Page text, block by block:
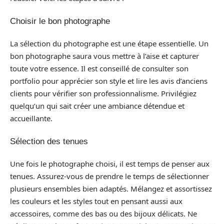
Choisir le bon photographe
La sélection du photographe est une étape essentielle. Un
bon photographe saura vous mettre à l’aise et capturer
toute votre essence. Il est conseillé de consulter son
portfolio pour apprécier son style et lire les avis d’anciens
clients pour vérifier son professionnalisme. Privilégiez
quelqu’un qui sait créer une ambiance détendue et
accueillante.
Sélection des tenues
Une fois le photographe choisi, il est temps de penser aux
tenues. Assurez-vous de prendre le temps de sélectionner
plusieurs ensembles bien adaptés. Mélangez et assortissez
les couleurs et les styles tout en pensant aussi aux
accessoires, comme des bas ou des bijoux délicats. Ne